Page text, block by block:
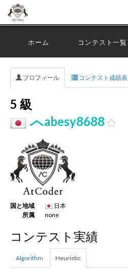
ホーム コンテスト一覧
プロフィール コンテスト成績表
5 級
abesy8688
国と地域
日本
所属
none
コンテスト実績
Algorithm Heuristic